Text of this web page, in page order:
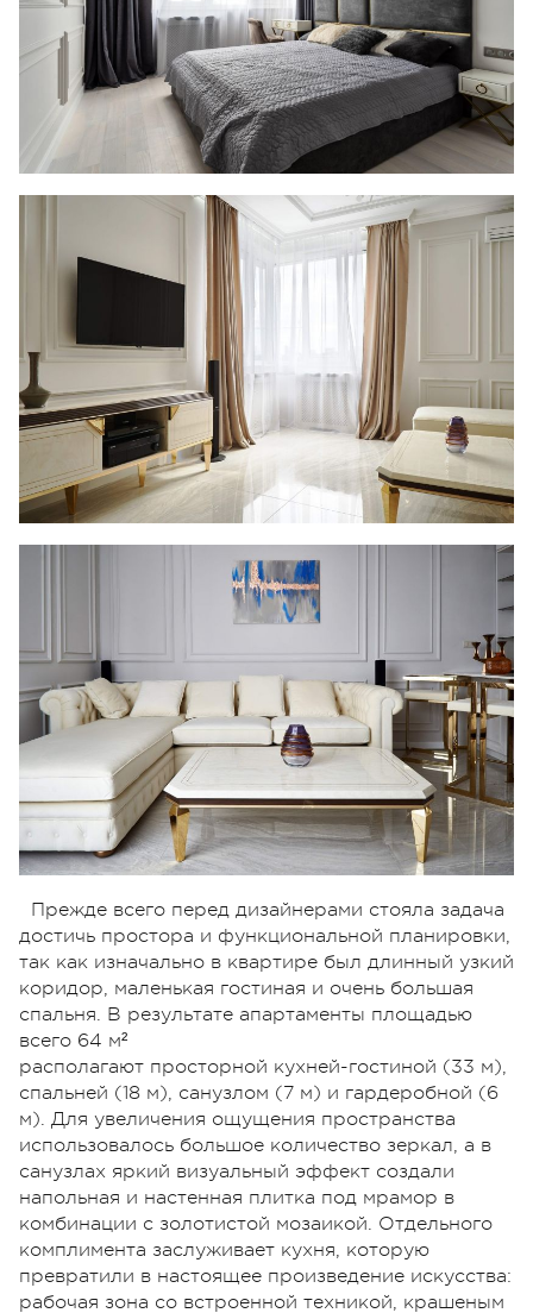
Прежде всего перед дизайнерами стояла задача
достичь простора и функциональной планировки,
так как изначально в квартире был длинный узкий
коридор, маленькая гостиная и очень большая
спальня. В результате апартаменты площадью
всего 64 м²
располагают просторной кухней-гостиной (33 м),
спальней (18 м), санузлом (7 м) и гардеробной (6
м). Для увеличения ощущения пространства
использовалось большое количество зеркал, а в
санузлах яркий визуальный эффект создали
напольная и настенная плитка под мрамор в
комбинации с золотистой мозаикой. Отдельного
комплимента заслуживает кухня, которую
превратили в настоящее произведение искусства:
рабочая зона со встроенной техникой, крашеным